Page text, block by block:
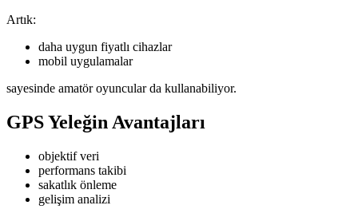
Artık:
daha uygun fiyatlı cihazlar
mobil uygulamalar
sayesinde amatör oyuncular da kullanabiliyor.
GPS Yeleğin Avantajları
objektif veri
performans takibi
sakatlık önleme
gelişim analizi